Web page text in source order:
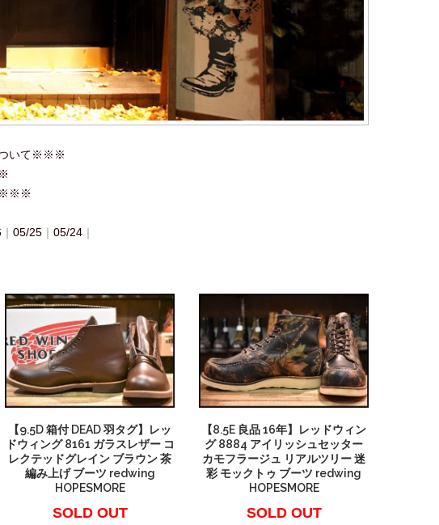
ついて※※※
※※※
｜ 05/25 ｜ 05/24 ｜
【9.5D 箱付 DEAD 羽タグ】レッ
ドウィング 8161 ガラスレザー コ
レクテッドグレイン ブラウン 茶
編み上げ ブーツ redwing
HOPESMORE
SOLD OUT
【8.5E 良品 16年】レッドウィン
グ 8884 アイリッシュセッター
カモフラージュ リアルツリー 迷
彩 モックトゥ ブーツ redwing
HOPESMORE
SOLD OUT